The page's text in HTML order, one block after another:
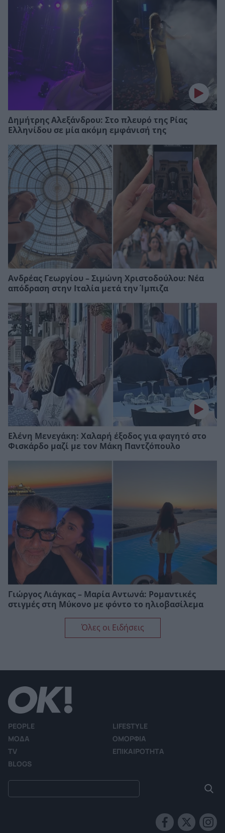
Δημήτρης Αλεξάνδρου: Στο πλευρό της Ρίας
Ελληνίδου σε μία ακόμη εμφάνισή της
Ανδρέας Γεωργίου – Σιμώνη Χριστοδούλου: Νέα
απόδραση στην Ιταλία μετά την Ίμπιζα
Ελένη Μενεγάκη: Χαλαρή έξοδος για φαγητό στο
Φισκάρδο μαζί με τον Μάκη Παντζόπουλο
Γιώργος Λιάγκας – Μαρία Αντωνά: Ρομαντικές
στιγμές στη Μύκονο με φόντο το ηλιοβασίλεμα
Όλες οι Ειδήσεις
PEOPLE
LIFESTYLE
ΜΟΔΑ
ΟΜΟΡΦΙΑ
TV
ΕΠΙΚΑΙΡΟΤΗΤΑ
BLOGS